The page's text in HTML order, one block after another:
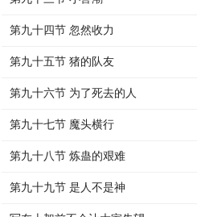
第九十四节 忽然收力
第九十五节 猪的队友
第九十六节 为了死去的人
第九十七节 魔头横行
第九十八节 炼蛊的艰难
第九十九节 是人不是神